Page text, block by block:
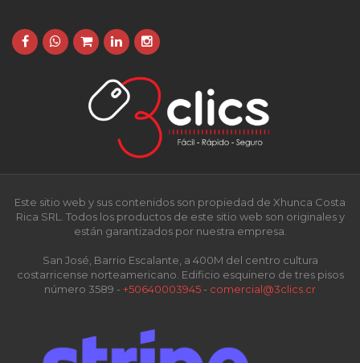
Este sitio web y sus contenidos son propiedad de Xhunca Costa
Rica SRL. Todos los productos de este sitio web son originales y
están garantizados por nuestra empresa.
San José, Barrio Escalante, a 400M del centro cultura
costarricense norteamericano. Edificio esquinero de tres pisos
número 3589 - +50640003945 - comercial@3clics.cr